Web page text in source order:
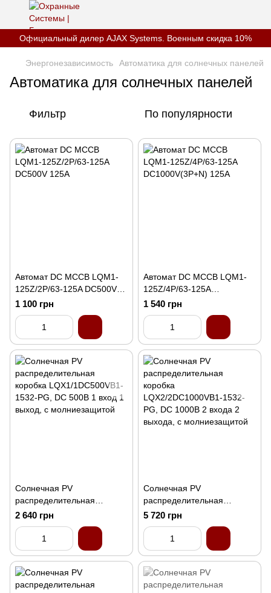
Официальный дилер AJAX Systems. Военным скидка 10%
Энергонезависимость Автоматика для солнечных панелей
Автоматика для солнечных панелей
Фильтр По популярности
Автомат DC MCCB LQM1-
125Z/2P/63-125A DC500V
125A
1 100 грн
Автомат DC MCCB LQM1-
125Z/4P/63-125A
DC1000V(3P+N) 125A
1 540 грн
Солнечная PV
распределительная
коробка LQX1/1DC500VB1-
1532-PG, DC 500В 1 вход 1
выход, с молниезащитой
2 640 грн
Солнечная PV
распределительная
коробка
LQX2/2DC1000VB1-1532-
PG, DC 1000В 2 входа 2
выхода, с молниезащитой
5 720 грн